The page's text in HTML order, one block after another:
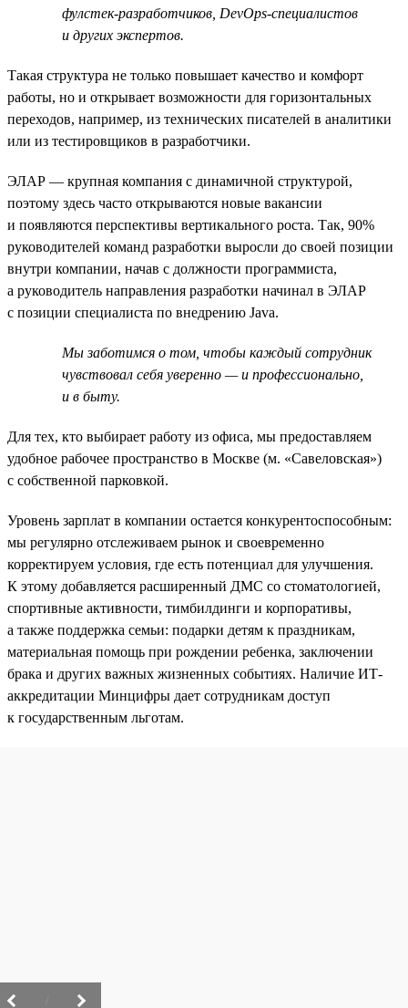
фулстек-разработчиков, DevOps-специалистов
и других экспертов.
Такая структура не только повышает качество и комфорт
работы, но и открывает возможности для горизонтальных
переходов, например, из технических писателей в аналитики
или из тестировщиков в разработчики.
ЭЛАР — крупная компания с динамичной структурой,
поэтому здесь часто открываются новые вакансии
и появляются перспективы вертикального роста. Так, 90%
руководителей команд разработки выросли до своей позиции
внутри компании, начав с должности программиста,
а руководитель направления разработки начинал в ЭЛАР
с позиции специалиста по внедрению Java.
Мы заботимся о том, чтобы каждый сотрудник
чувствовал себя уверенно — и профессионально,
и в быту.
Для тех, кто выбирает работу из офиса, мы предоставляем
удобное рабочее пространство в Москве (м. «Савеловская»)
с собственной парковкой.
Уровень зарплат в компании остается конкурентоспособным:
мы регулярно отслеживаем рынок и своевременно
корректируем условия, где есть потенциал для улучшения.
К этому добавляется расширенный ДМС со стоматологией,
спортивные активности, тимбилдинги и корпоративы,
а также поддержка семьи: подарки детям к праздникам,
материальная помощь при рождении ребенка, заключении
брака и других важных жизненных событиях. Наличие ИТ-
аккредитации Минцифры дает сотрудникам доступ
к государственным льготам.